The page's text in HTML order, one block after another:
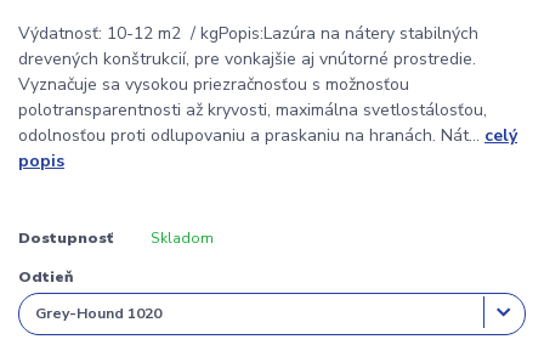
Výdatnosť: 10-12 m2 / kgPopis:Lazúra na nátery stabilných
drevených konštrukcií, pre vonkajšie aj vnútorné prostredie.
Vyznačuje sa vysokou priezračnosťou s možnosťou
polotransparentnosti až kryvosti, maximálna svetlostálosťou,
odolnosťou proti odlupovaniu a praskaniu na hranách. Nát... celý
popis
Dostupnosť Skladom
Odtieň